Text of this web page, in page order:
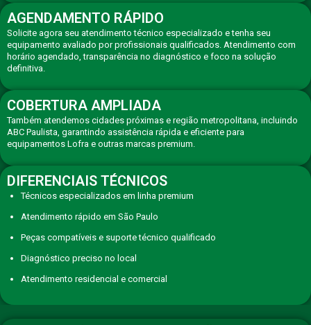
AGENDAMENTO RÁPIDO
Solicite agora seu atendimento técnico especializado e tenha seu
equipamento avaliado por profissionais qualificados. Atendimento com
horário agendado, transparência no diagnóstico e foco na solução
definitiva.
COBERTURA AMPLIADA
Também atendemos cidades próximas e região metropolitana, incluindo
ABC Paulista, garantindo assistência rápida e eficiente para
equipamentos Lofra e outras marcas premium.
DIFERENCIAIS TÉCNICOS
Técnicos especializados em linha premium
Atendimento rápido em São Paulo
Peças compatíveis e suporte técnico qualificado
Diagnóstico preciso no local
Atendimento residencial e comercial